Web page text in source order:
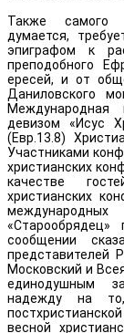
Также самого
думается,
эпиграфом к
преподобного
ересей, и от
Даниловского
Международная
девизом «Исус
(Евр.13.8)
Участниками
христианских
качестве
христианских
сообщении
представителей
Московский и
единодушным
надежду на
весной